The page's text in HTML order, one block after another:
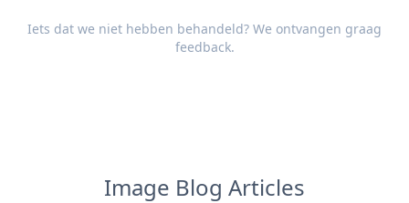
Iets dat we niet hebben behandeld? We ontvangen graag
feedback.
Image Blog Articles